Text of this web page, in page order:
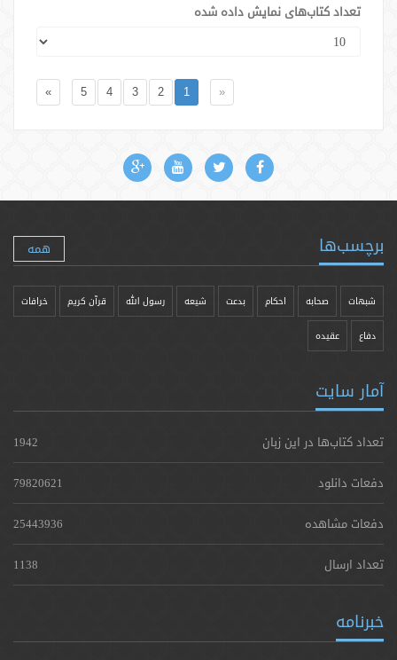
تعداد کتاب‌های نمایش داده شده
«
1
2
3
4
5
»
برچسب‌ها همه
شبهات صحابه احکام بدعت شیعه رسول الله قرآن کریم خرافات
دفاع عقیده
آمار سایت
تعداد کتاب‌ها در این زبان
1942
دفعات دانلود
79820621
دفعات مشاهده
25443936
تعداد ارسال
1138
خبرنامه